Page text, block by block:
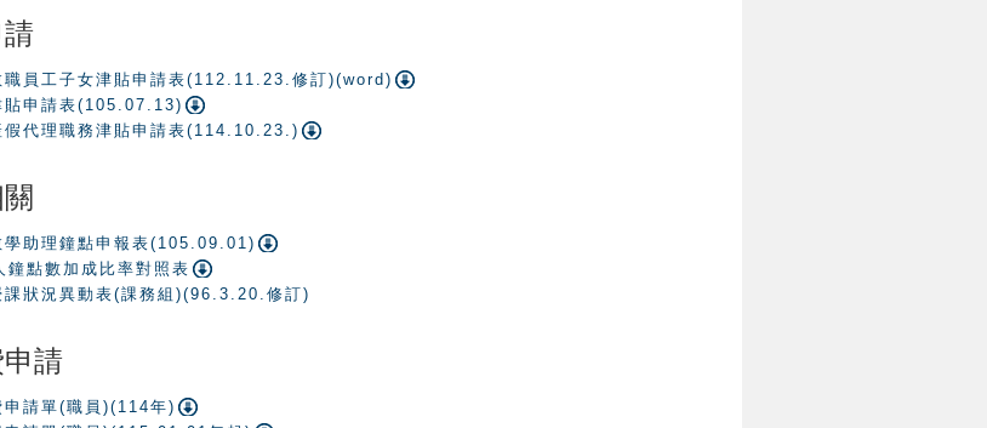
職員工子女津貼申請表(112.11.23.修訂)(word)
貼申請表(105.07.13)
假代理職務津貼申請表(114.10.23.)
學助理鐘點申報表(105.09.01)
鐘點數加成比率對照表
課狀況異動表(課務組)(96.3.20.修訂)
請
申請單(職員)(114年)